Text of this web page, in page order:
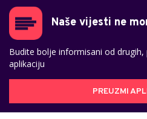
Naše vijesti ne
Budite bolje informisani od
aplikaciju
PREUZMI